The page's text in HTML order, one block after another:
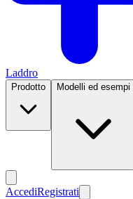
Laddro
Prodotto Modelli ed esempi
AccediRegistrati